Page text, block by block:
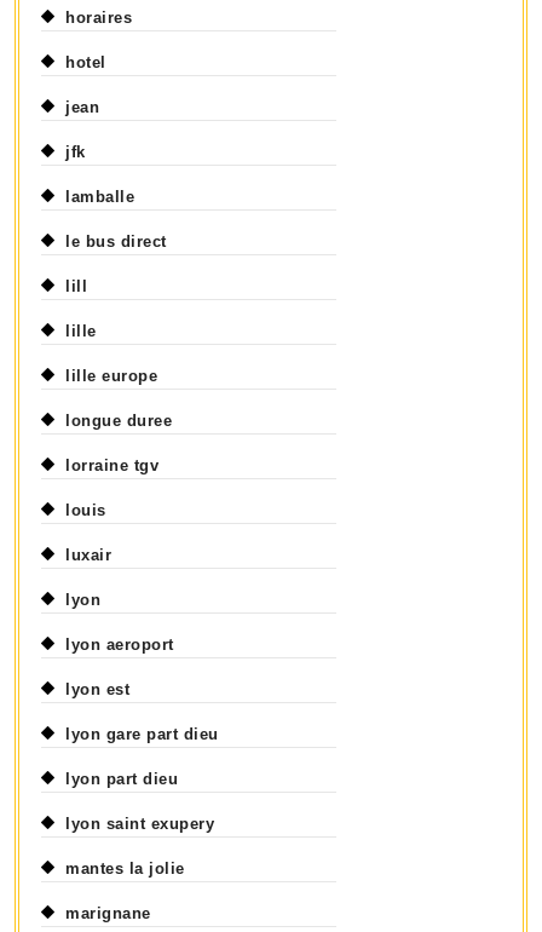
horaires
hotel
jean
jfk
lamballe
le bus direct
lill
lille
lille europe
longue duree
lorraine tgv
louis
luxair
lyon
lyon aeroport
lyon est
lyon gare part dieu
lyon part dieu
lyon saint exupery
mantes la jolie
marignane